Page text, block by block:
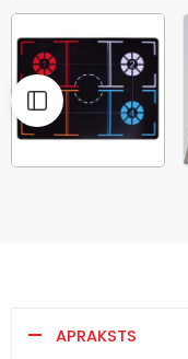
APRAKSTS